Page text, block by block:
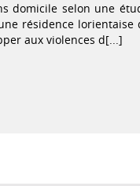
domicile selon une
résidence lorientaise
aux violences d[...]